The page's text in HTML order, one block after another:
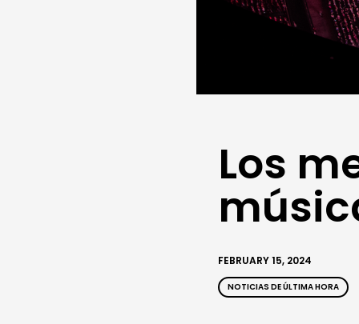
Los
FEBRUARY 15, 2024
NOTICIAS DE ÚLTIMA HORA